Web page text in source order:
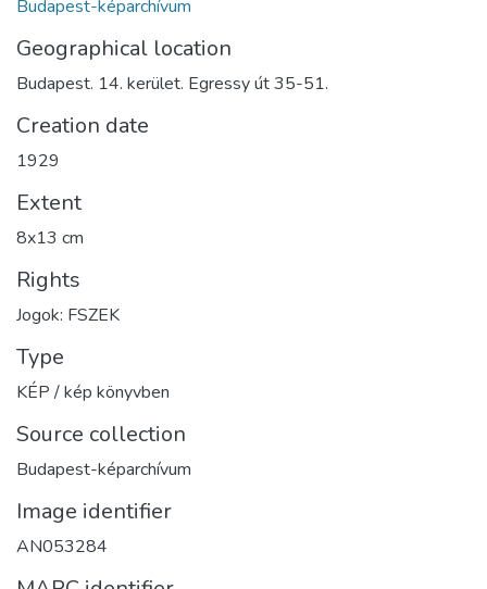
Budapest-képarchívum
Geographical location
Budapest. 14. kerület. Egressy út 35-51.
Creation date
1929
Extent
8x13 cm
Rights
Jogok: FSZEK
Type
KÉP / kép könyvben
Source collection
Budapest-képarchívum
Image identifier
AN053284